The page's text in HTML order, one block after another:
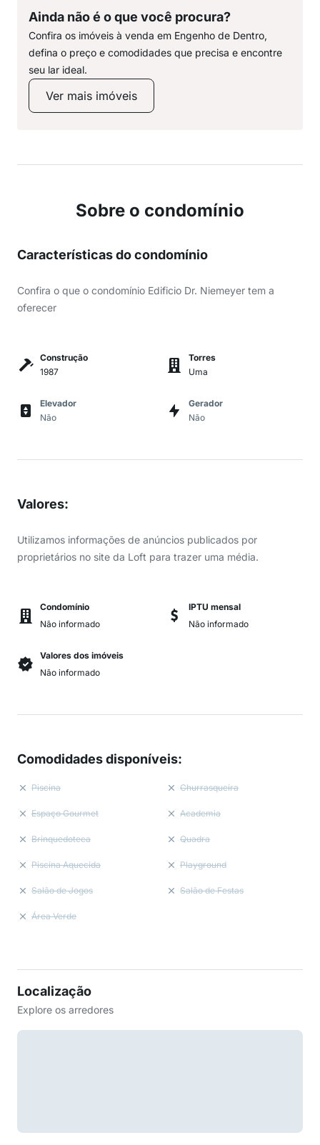
Ainda não é o que você procura?
Confira os imóveis à venda em Engenho de Dentro,
defina o preço e comodidades que precisa e encontre
seu lar ideal.
Ver mais imóveis
Sobre o condomínio
Características do condomínio
Confira o que o condomínio Edificio Dr. Niemeyer tem a
oferecer
Construção
1987
Torres
Uma
Elevador
Não
Gerador
Não
Valores:
Utilizamos informações de anúncios publicados por
proprietários no site da Loft para trazer uma média.
Condomínio
Não informado
IPTU mensal
Não informado
Valores dos imóveis
Não informado
Comodidades disponíveis:
Piscina Churrasqueira
Espaço Gourmet Academia
Brinquedoteca Quadra
Piscina Aquecida Playground
Salão de Jogos Salão de Festas
Área Verde
Localização
Explore os arredores